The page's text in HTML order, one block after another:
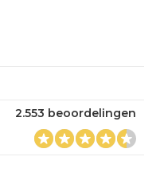
2.553 beoordelingen